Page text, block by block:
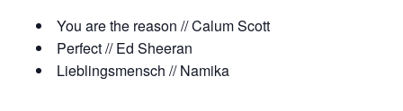
You are the reason // Calum Scott
Perfect // Ed Sheeran
Lieblingsmensch // Namika